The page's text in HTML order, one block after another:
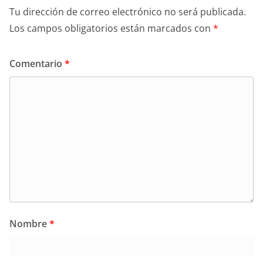
Tu dirección de correo electrónico no será publicada.
Los campos obligatorios están marcados con *
Comentario *
Nombre*